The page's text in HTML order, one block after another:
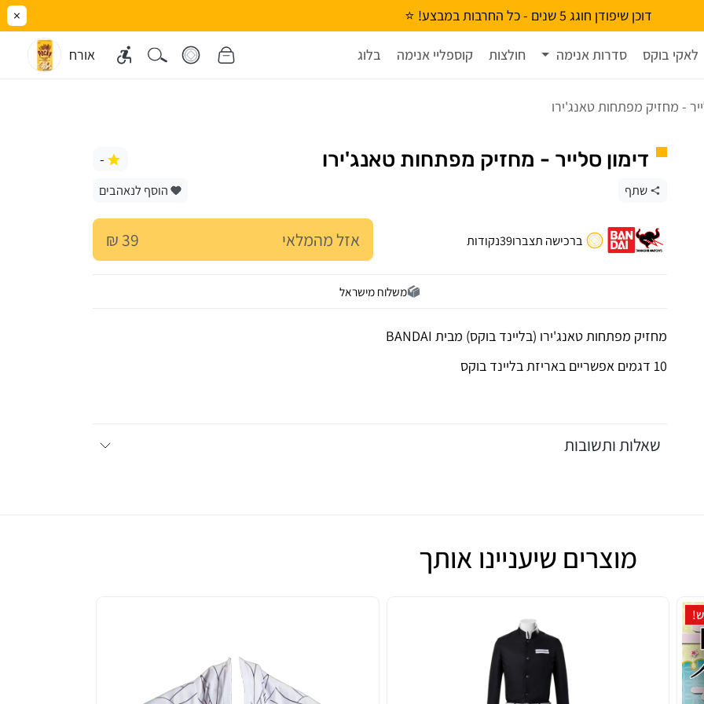
דוכן שיפודן חוגג 5 שנים - כל החרבות במבצע! ⭐ ×
לאקי בוקס סדרות אנימה חולצות קוספליי אנימה בלוג אורח
- מחזיק מפתחות טאנג'ירו
דימון סלייר - מחזיק מפתחות טאנג'ירו -
שתף הוסף לנאהבים
אזל מהמלאי 39 ₪ ברכישה תצברו39נקודות
משלוח מישראל
מחזיק מפתחות טאנג'ירו (בליינד בוקס) מבית BANDAI
10 דגמים אפשריים באריזת בליינד בוקס
שאלות ותשובות
מוצרים שיעניינו אותך